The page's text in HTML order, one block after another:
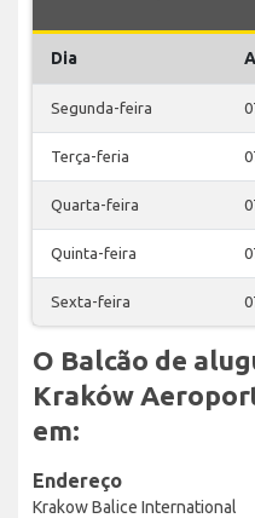
Dia
Segunda-feira
Terça-feria
Quarta-feira
Quinta-feira
Sexta-feira
O Balcão de
Kraków
em:
Endereço
Krakow Balice International